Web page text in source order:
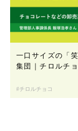
一口サイズの「
集団｜チロルチ
チロルチョコ